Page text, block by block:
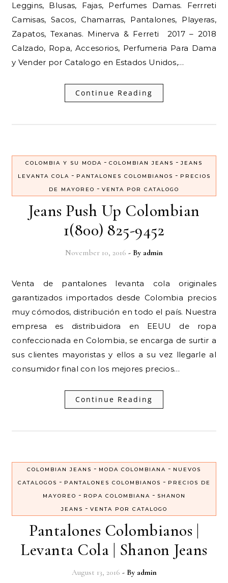
Leggins, Blusas, Fajas, Perfumes Damas. Ferrreti
Camisas, Sacos, Chamarras, Pantalones, Playeras,
Zapatos, Texanas. Minerva & Ferreti 2017 – 2018
Calzado, Ropa, Accesorios, Perfumeria Para Dama
y Vender por Catalogo en Estados Unidos,…
Continue Reading
COLOMBIA Y SU MODA - COLOMBIAN JEANS - JEANS
LEVANTA COLA - PANTALONES COLOMBIANOS - PRECIOS
DE MAYOREO - VENTA POR CATALOGO
Jeans Push Up Colombian
1(800) 825-9452
November 10, 2016 - By admin
Venta de pantalones levanta cola originales
garantizados importados desde Colombia precios
muy cómodos, distribución en todo el país. Nuestra
empresa es distribuidora en EEUU de ropa
confeccionada en Colombia, se encarga de surtir a
sus clientes mayoristas y ellos a su vez llegarle al
consumidor final con los mejores precios…
Continue Reading
COLOMBIAN JEANS - MODA COLOMBIANA - NUEVOS
CATALOGOS - PANTALONES COLOMBIANOS - PRECIOS DE
MAYOREO - ROPA COLOMBIANA - SHANON
JEANS - VENTA POR CATALOGO
Pantalones Colombianos |
Levanta Cola | Shanon Jeans
August 13, 2016 - By admin